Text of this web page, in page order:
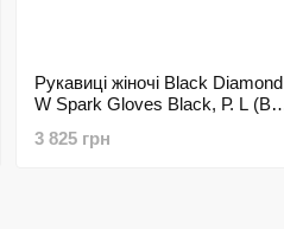
Рукавиці жіночі Black Diamond
W Spark Gloves Black, Р. L (BD
3 825 грн